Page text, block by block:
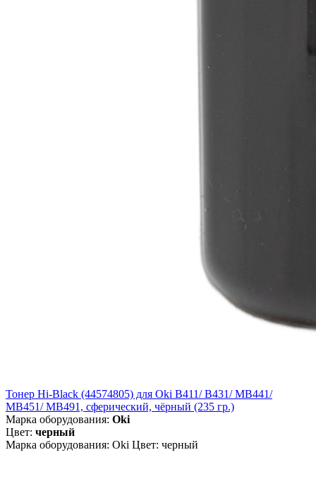
Тонер Hi-Black (44574805) для Oki B411/ B431/ MB441/
MB451/ MB491, сферический, чёрный (235 гр.)
Марка оборудования: Oki
Цвет: черный
Марка оборудования: Oki Цвет: черный